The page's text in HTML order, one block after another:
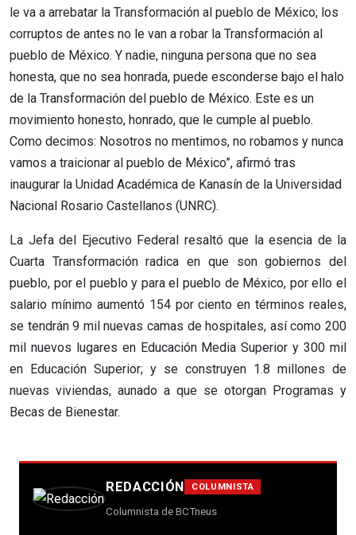
le va a arrebatar la Transformación al pueblo de México; los
corruptos de antes no le van a robar la Transformación al
pueblo de México. Y nadie, ninguna persona que no sea
honesta, que no sea honrada, puede esconderse bajo el halo
de la Transformación del pueblo de México. Este es un
movimiento honesto, honrado, que le cumple al pueblo.
Como decimos: Nosotros no mentimos, no robamos y nunca
vamos a traicionar al pueblo de México”, afirmó tras
inaugurar la Unidad Académica de Kanasín de la Universidad
Nacional Rosario Castellanos (UNRC).
La Jefa del Ejecutivo Federal resaltó que la esencia de la
Cuarta Transformación radica en que son gobiernos del
pueblo, por el pueblo y para el pueblo de México, por ello el
salario mínimo aumentó 154 por ciento en términos reales,
se tendrán 9 mil nuevas camas de hospitales, así como 200
mil nuevos lugares en Educación Media Superior y 300 mil
en Educación Superior; y se construyen 1.8 millones de
nuevas viviendas, aunado a que se otorgan Programas y
Becas de Bienestar.
REDACCIÓN COLUMNISTA
Columnista de BCTneus